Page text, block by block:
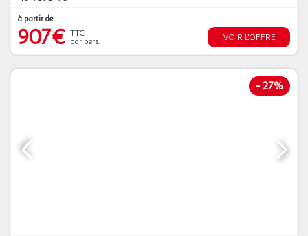
à partir de
907€ TTC
par pers.
VOIR L'OFFRE
- 27%